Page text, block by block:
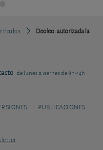
Deoleo: autorizada la
de lunes a viernes de 9h-14h
PUBLICACIONES